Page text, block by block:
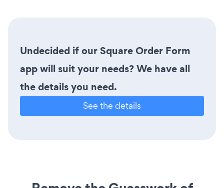
Undecided if our Square Order Form
app will suit your needs? We have all
the details you need.
See the details